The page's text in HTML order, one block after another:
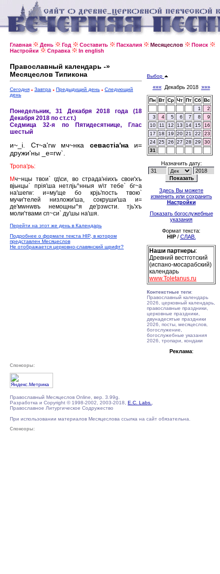
Главная День Год Составить Пасхалия Месяцеслов
Поиск
Настройки
Справка In english
Православный календарь -»
Месяцеслов Типикона
Сегодня Завтра Предыдущий день
Следующий
день
Понедельник, 31 Декабря 2018 года (18
Декабря 2018 по ст.ст.)
Седмица 32-я по Пятидесятнице, Глас
шестый
и~_i. Ст~а'гw мч~нка севастiа'наи=
дружи'ны _е=гw`.
Тропа'рь:
Мч~нцы твои` гд\си, во страда'нiихъ свои'хъ
вjьнцы` прiя'ша нетлjь^нныя w\т тебе` бг~а
на'шегw: и=му'ще бо крjь'пость твою`
мучи'телей низложи'ша, сокруши'ша и=
де'мwнwвъ немощны^я де'рзwсти. тjь'хъ
моли'твами сп~си` ду'шы на'шя.
Перейти на этот же день в Календарь
Подробнее о формате текста HIP, в котором
представлен Месяцеслов
Не отображается церковно-славянский шрифт?
Выбор
«««Декабрь 2018 »»»
Пн Вт Ср Чт Пт Сб Вс
1
2
3
4 5 6 7 8
9
10
11 12 13 14 15
16
17
18 19 20 21 22
23
24 25 26 27 28 29
30
31
Назначить дату:
Здесь Вы можете
изменить или сохранить
Настройки
Показать богослужебные
указания
Формат текста:
HIP/ СЛАВ.
Наши партнеры:
Древний вестготский
(испано-мосарабский)
календарь
www.Toletanus.ru
Контекстные теги:
Православный календарь
2026, церковный календарь,
православные праздники,
церковные праздники,
двунадесятые праздники
2026, посты, месяцеслов,
богослужение,
богослужебные указания
2026, тропари, кондаки
Реклама:
Спонсоры:
Православный Месяцеслов Online, вер. 3.99g.
Разработка и Copyright © 1998-2002, 2003-2018, E.C. Labs.
Православное Литургическое Содружество
При использовании материалов Месяцеслова ссылка на сайт обязательна.
Спонсоры: